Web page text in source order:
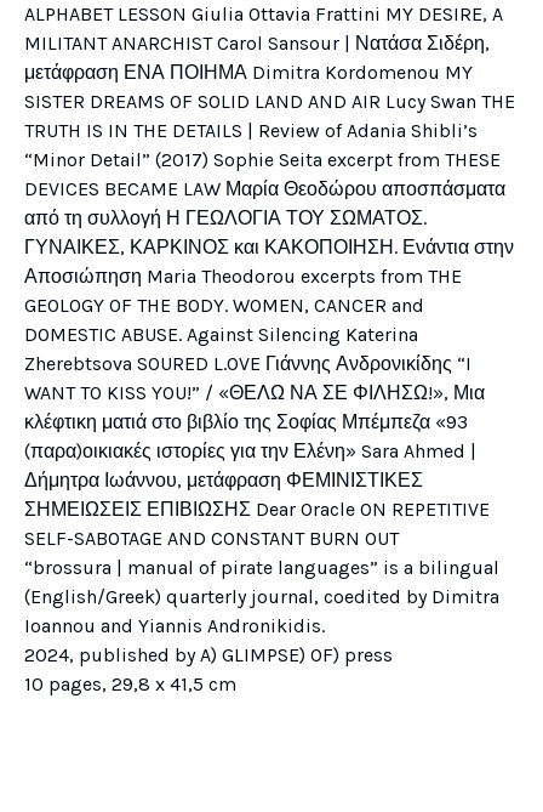
ALPHABET LESSON Giulia Ottavia Frattini MY DESIRE, A
MILITANT ANARCHIST Carol Sansour | Νατάσα Σιδέρη,
μετάφραση ΕΝΑ ΠΟΙΗΜΑ Dimitra Kordomenou MY
SISTER DREAMS OF SOLID LAND AND AIR Lucy Swan THE
TRUTH IS IN THE DETAILS | Review of Adania Shibli’s
“Minor Detail” (2017) Sophie Seita excerpt from THESE
DEVICES BECAME LAW Μαρία Θεοδώρου αποσπάσματα
από τη συλλογή Η ΓΕΩΛΟΓΙΑ ΤΟΥ ΣΩΜΑΤΟΣ.
ΓΥΝΑΙΚΕΣ, ΚΑΡΚΙΝΟΣ και ΚΑΚΟΠΟΙΗΣΗ. Ενάντια στην
Αποσιώπηση Maria Theodorou excerpts from THE
GEOLOGY OF THE BODY. WOMEN, CANCER and
DOMESTIC ABUSE. Against Silencing Katerina
Zherebtsova SOURED L.OVE Γιάννης Ανδρονικίδης “I
WANT TO KISS YOU!” / «ΘΕΛΩ ΝΑ ΣΕ ΦΙΛΗΣΩ!», Μια
κλέφτικη ματιά στο βιβλίο της Σοφίας Μπέμπεζα «93
(παρα)οικιακές ιστορίες για την Ελένη» Sara Ahmed |
Δήμητρα Ιωάννου, μετάφραση ΦΕΜΙΝΙΣΤΙΚΕΣ
ΣΗΜΕΙΩΣΕΙΣ ΕΠΙΒΙΩΣΗΣ Dear Oracle ON REPETITIVE
SELF-SABOTAGE AND CONSTANT BURN OUT
“brossura | manual of pirate languages” is a bilingual
(English/Greek) quarterly journal, coedited by Dimitra
Ioannou and Yiannis Andronikidis.
2024, published by A) GLIMPSE) OF) press
10 pages, 29,8 x 41,5 cm